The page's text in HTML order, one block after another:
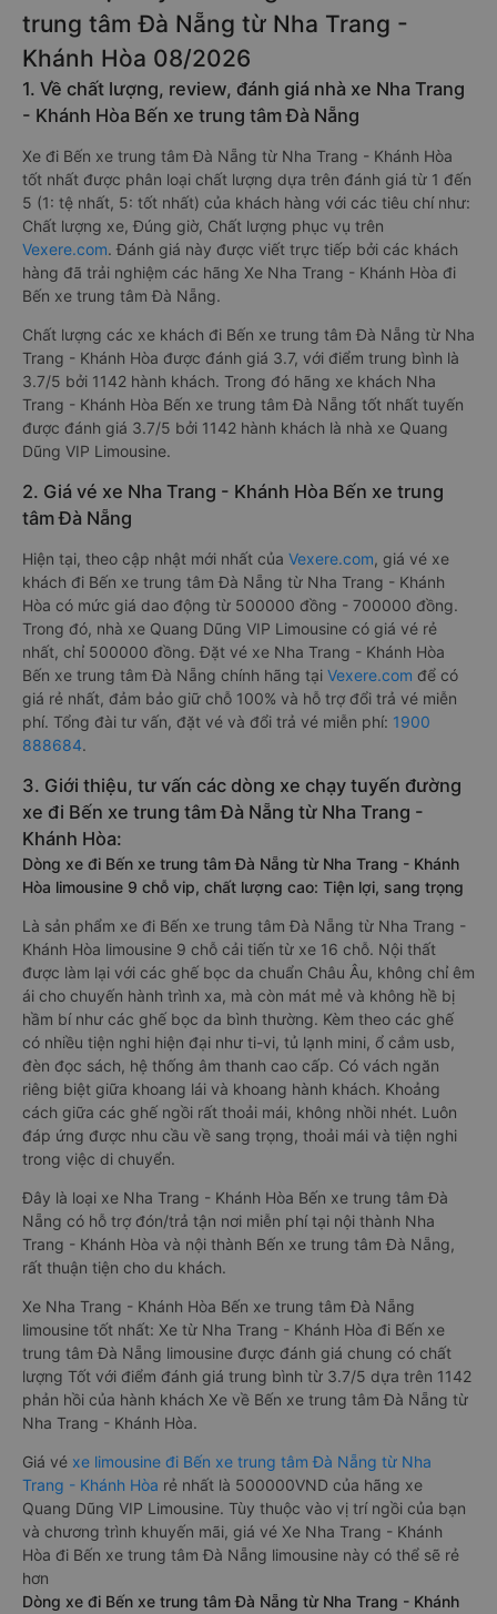
trung tâm Đà Nẵng từ Nha Trang -
Khánh Hòa 08/2026
1. Về chất lượng, review, đánh giá nhà xe Nha Trang
- Khánh Hòa Bến xe trung tâm Đà Nẵng
Xe đi Bến xe trung tâm Đà Nẵng từ Nha Trang - Khánh Hòa
tốt nhất được phân loại chất lượng dựa trên đánh giá từ 1 đến
5 (1: tệ nhất, 5: tốt nhất) của khách hàng với các tiêu chí như:
Chất lượng xe, Đúng giờ, Chất lượng phục vụ trên
Vexere.com. Đánh giá này được viết trực tiếp bởi các khách
hàng đã trải nghiệm các hãng Xe Nha Trang - Khánh Hòa đi
Bến xe trung tâm Đà Nẵng.
Chất lượng các xe khách đi Bến xe trung tâm Đà Nẵng từ Nha
Trang - Khánh Hòa được đánh giá 3.7, với điểm trung bình là
3.7/5 bởi 1142 hành khách. Trong đó hãng xe khách Nha
Trang - Khánh Hòa Bến xe trung tâm Đà Nẵng tốt nhất tuyến
được đánh giá 3.7/5 bởi 1142 hành khách là nhà xe Quang
Dũng VIP Limousine.
2. Giá vé xe Nha Trang - Khánh Hòa Bến xe trung
tâm Đà Nẵng
Hiện tại, theo cập nhật mới nhất của Vexere.com, giá vé xe
khách đi Bến xe trung tâm Đà Nẵng từ Nha Trang - Khánh
Hòa có mức giá dao động từ 500000 đồng - 700000 đồng.
Trong đó, nhà xe Quang Dũng VIP Limousine có giá vé rẻ
nhất, chỉ 500000 đồng. Đặt vé xe Nha Trang - Khánh Hòa
Bến xe trung tâm Đà Nẵng chính hãng tại Vexere.com để có
giá rẻ nhất, đảm bảo giữ chỗ 100% và hỗ trợ đổi trả vé miễn
phí. Tổng đài tư vấn, đặt vé và đổi trả vé miễn phí: 1900
888684.
3. Giới thiệu, tư vấn các dòng xe chạy tuyến đường
xe đi Bến xe trung tâm Đà Nẵng từ Nha Trang -
Khánh Hòa:
Dòng xe đi Bến xe trung tâm Đà Nẵng từ Nha Trang - Khánh
Hòa limousine 9 chỗ vip, chất lượng cao: Tiện lợi, sang trọng
Là sản phẩm xe đi Bến xe trung tâm Đà Nẵng từ Nha Trang -
Khánh Hòa limousine 9 chỗ cải tiến từ xe 16 chỗ. Nội thất
được làm lại với các ghế bọc da chuẩn Châu Âu, không chỉ êm
ái cho chuyến hành trình xa, mà còn mát mẻ và không hề bị
hầm bí như các ghế bọc da bình thường. Kèm theo các ghế
có nhiều tiện nghi hiện đại như ti-vi, tủ lạnh mini, ổ cắm usb,
đèn đọc sách, hệ thống âm thanh cao cấp. Có vách ngăn
riêng biệt giữa khoang lái và khoang hành khách. Khoảng
cách giữa các ghế ngồi rất thoải mái, không nhồi nhét. Luôn
đáp ứng được nhu cầu về sang trọng, thoải mái và tiện nghi
trong việc di chuyển.
Đây là loại xe Nha Trang - Khánh Hòa Bến xe trung tâm Đà
Nẵng có hỗ trợ đón/trả tận nơi miễn phí tại nội thành Nha
Trang - Khánh Hòa và nội thành Bến xe trung tâm Đà Nẵng,
rất thuận tiện cho du khách.
Xe Nha Trang - Khánh Hòa Bến xe trung tâm Đà Nẵng
limousine tốt nhất: Xe từ Nha Trang - Khánh Hòa đi Bến xe
trung tâm Đà Nẵng limousine được đánh giá chung có chất
lượng Tốt với điểm đánh giá trung bình từ 3.7/5 dựa trên 1142
phản hồi của hành khách Xe về Bến xe trung tâm Đà Nẵng từ
Nha Trang - Khánh Hòa.
Giá vé xe limousine đi Bến xe trung tâm Đà Nẵng từ Nha
Trang - Khánh Hòa rẻ nhất là 500000VND của hãng xe
Quang Dũng VIP Limousine. Tùy thuộc vào vị trí ngồi của bạn
và chương trình khuyến mãi, giá vé Xe Nha Trang - Khánh
Hòa đi Bến xe trung tâm Đà Nẵng limousine này có thể sẽ rẻ
hơn
Dòng xe đi Bến xe trung tâm Đà Nẵng từ Nha Trang - Khánh